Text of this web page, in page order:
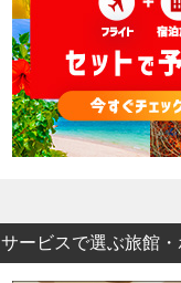
サービスで選ぶ旅館